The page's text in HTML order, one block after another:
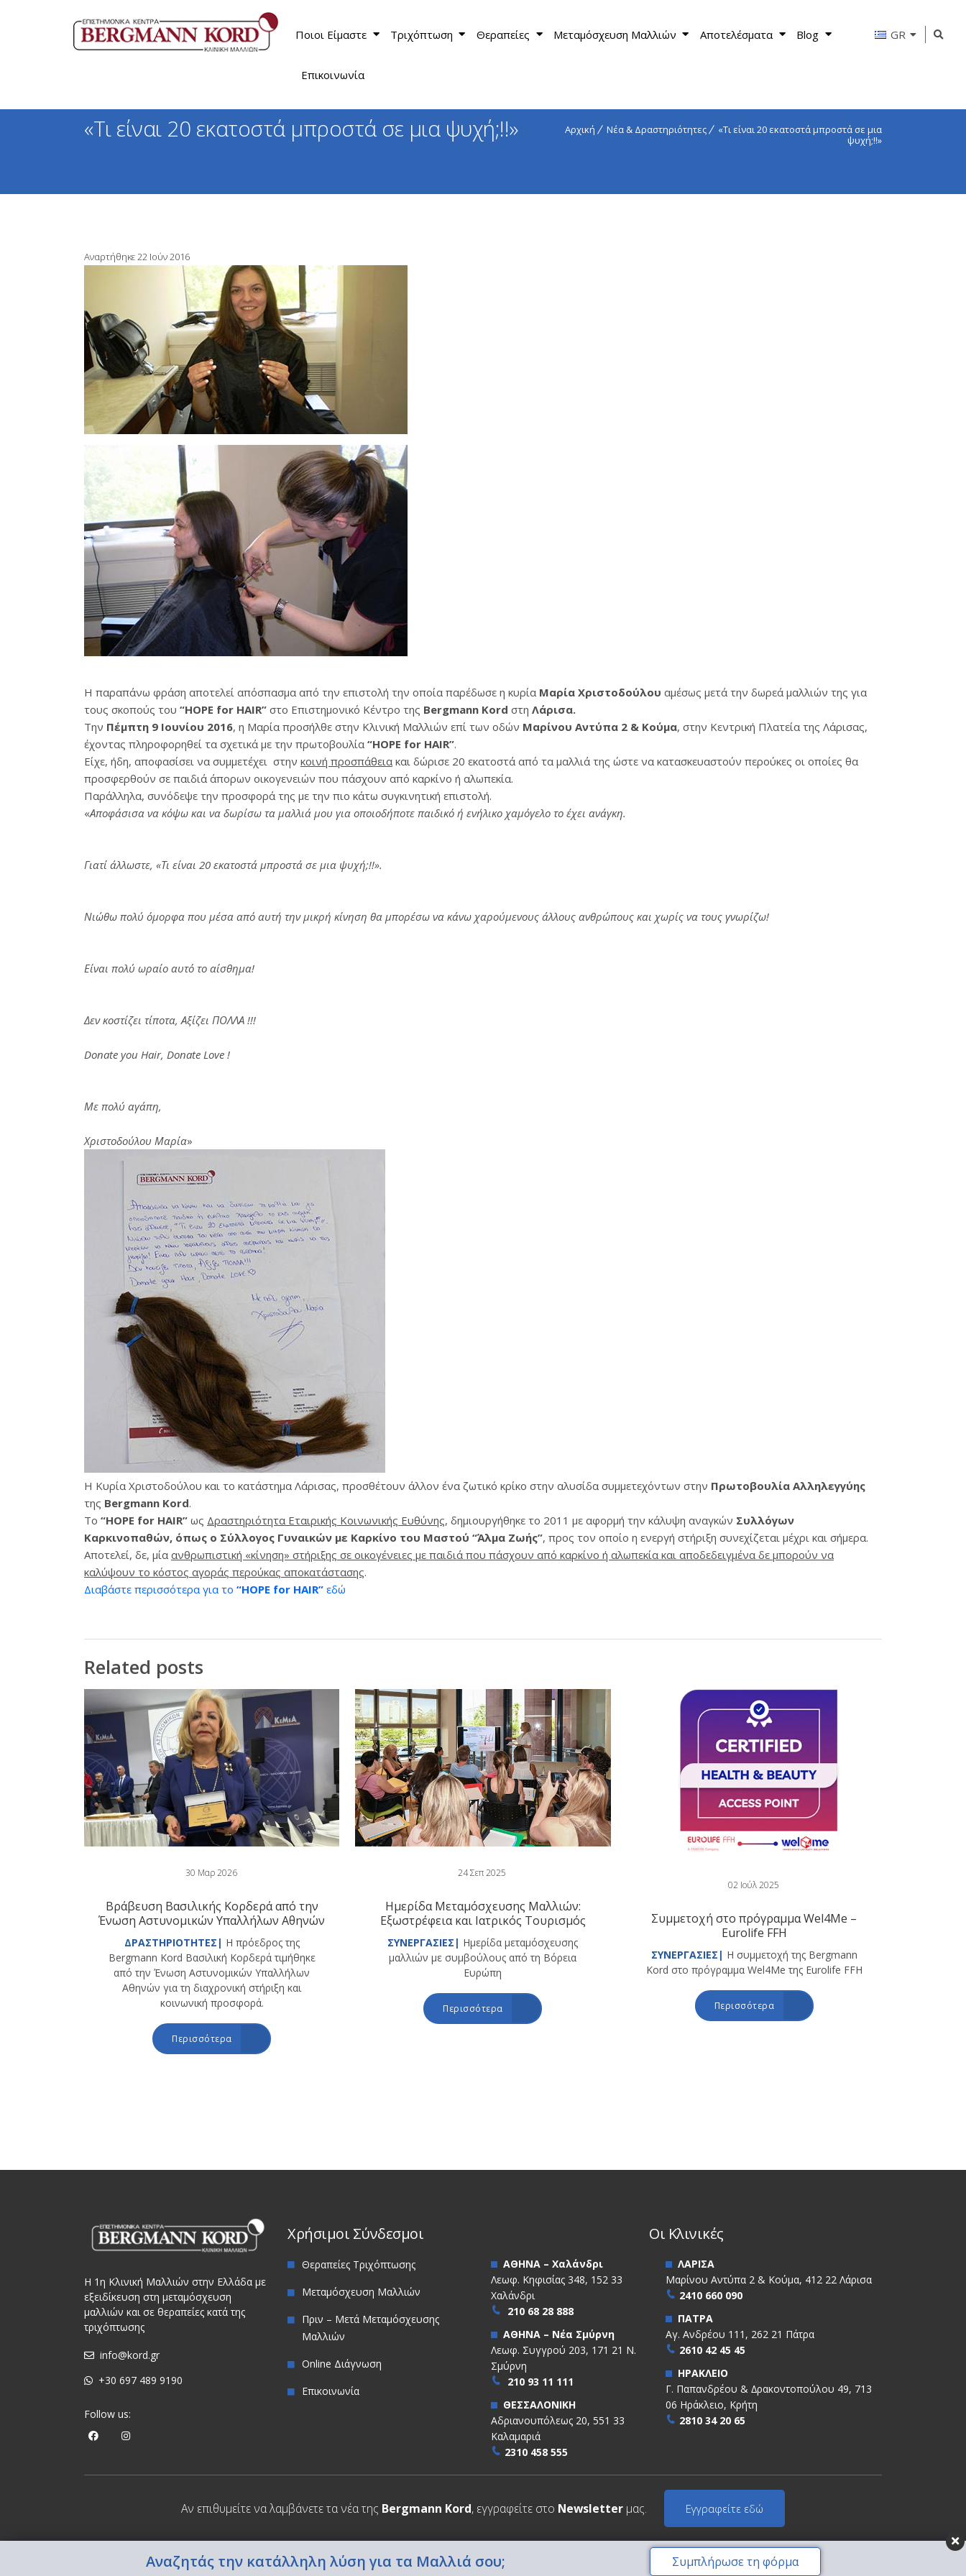
Ποιοι Είμαστε Τριχόπτωση Θεραπείες Μεταμόσχευση Μαλλιών Αποτελέσματα Blog
Επικοινωνία
GR
Αρχική Νέα & Δραστηριότητες
«Τι είναι 20 εκατοστά μπροστά σε μια
ψυχή;!!»
«Τι είναι 20 εκατοστά μπροστά σε μια ψυχή;!!»
Αναρτήθηκε 22 Ιούν 2016
Η παραπάνω φράση αποτελεί απόσπασμα από την επιστολή την οποία παρέδωσε η κυρία Μαρία Χριστοδούλου αμέσως μετά την δωρεά μαλλιών της για
τους σκοπούς του “HOPE for HAIR” στο Επιστημονικό Κέντρο της Bergmann Kord στη Λάρισα.
Την Πέμπτη 9 Ιουνίου 2016, η Μαρία προσήλθε στην Κλινική Μαλλιών επί των οδών Μαρίνου Αντύπα 2 & Κούμα, στην Κεντρική Πλατεία της Λάρισας,
έχοντας πληροφορηθεί τα σχετικά με την πρωτοβουλία “HOPE for HAIR”.
Είχε, ήδη, αποφασίσει να συμμετέχει στην κοινή προσπάθεια και δώρισε 20 εκατοστά από τα μαλλιά της ώστε να κατασκευαστούν περούκες οι οποίες θα
προσφερθούν σε παιδιά άπορων οικογενειών που πάσχουν από καρκίνο ή αλωπεκία.
Παράλληλα, συνόδεψε την προσφορά της με την πιο κάτω συγκινητική επιστολή.
«Αποφάσισα να κόψω και να δωρίσω τα μαλλιά μου για οποιοδήποτε παιδικό ή ενήλικο χαμόγελο το έχει ανάγκη.
Γιατί άλλωστε, «Τι είναι 20 εκατοστά μπροστά σε μια ψυχή;!!».
Νιώθω πολύ όμορφα που μέσα από αυτή την μικρή κίνηση θα μπορέσω να κάνω χαρούμενους άλλους ανθρώπους και χωρίς να τους γνωρίζω!
Είναι πολύ ωραίο αυτό το αίσθημα!
Δεν κοστίζει τίποτα, Αξίζει ΠΟΛΛΑ !!!
Donate you Hair, Donate Love !
Με πολύ αγάπη,
Χριστοδούλου Μαρία»
Η Κυρία Χριστοδούλου και το κατάστημα Λάρισας, προσθέτουν άλλον ένα ζωτικό κρίκο στην αλυσίδα συμμετεχόντων στην Πρωτοβουλία Αλληλεγγύης
της Bergmann Kord.
To “HOPE for HAIR” ως Δραστηριότητα Εταιρικής Κοινωνικής Ευθύνης, δημιουργήθηκε το 2011 με αφορμή την κάλυψη αναγκών Συλλόγων
Καρκινοπαθών, όπως ο Σύλλογος Γυναικών με Καρκίνο του Μαστού “Άλμα Ζωής”, προς τον οποίο η ενεργή στήριξη συνεχίζεται μέχρι και σήμερα.
Αποτελεί, δε, μία ανθρωπιστική «κίνηση» στήριξης σε οικογένειες με παιδιά που πάσχουν από καρκίνο ή αλωπεκία και αποδεδειγμένα δε μπορούν να
καλύψουν το κόστος αγοράς περούκας αποκατάστασης.
Διαβάστε περισσότερα για το “HOPE for HAIR” εδώ
Related posts
30 Μαρ 2026
Βράβευση Βασιλικής Κορδερά από την
Ένωση Αστυνομικών Υπαλλήλων Αθηνών
ΔΡΑΣΤΗΡΙΟΤΗΤΕΣ| Η πρόεδρος της
Bergmann Kord Βασιλική Κορδερά τιμήθηκε
από την Ένωση Αστυνομικών Υπαλλήλων
Αθηνών για τη διαχρονική στήριξη και
κοινωνική προσφορά.
Περισσότερα
24 Σεπ 2025
Ημερίδα Μεταμόσχευσης Μαλλιών:
Εξωστρέφεια και Ιατρικός Τουρισμός
ΣΥΝΕΡΓΑΣΙΕΣ| Ημερίδα μεταμόσχευσης
μαλλιών με συμβούλους από τη Βόρεια
Ευρώπη
Περισσότερα
02 Ιούλ 2025
Συμμετοχή στο πρόγραμμα Wel4Me –
Eurolife FFH
ΣΥΝΕΡΓΑΣΙΕΣ| Η συμμετοχή της Bergmann
Kord στο πρόγραμμα Wel4Me της Eurolife FFH
Περισσότερα
Η 1η Κλινική Μαλλιών στην Ελλάδα με
εξειδίκευση στη μεταμόσχευση
μαλλιών και σε θεραπείες κατά της
τριχόπτωσης
info@kord.gr
+30 697 489 9190
Follow us:
Χρήσιμοι Σύνδεσμοι
Θεραπείες Τριχόπτωσης
Μεταμόσχευση Μαλλιών
Πριν – Μετά Μεταμόσχευσης
Μαλλιών
Online Διάγνωση
Επικοινωνία
Οι Κλινικές
ΑΘΗΝΑ – Χαλάνδρι
Λεωφ. Κηφισίας 348, 152 33
Χαλάνδρι
210 68 28 888
ΑΘΗΝΑ – Νέα Σμύρνη
Λεωφ. Συγγρού 203, 171 21 Ν.
Σμύρνη
210 93 11 111
ΘΕΣΣΑΛΟΝΙΚΗ
Αδριανουπόλεως 20, 551 33
Καλαμαριά
2310 458 555
ΛΑΡΙΣΑ
Μαρίνου Αντύπα 2 & Κούμα, 412 22 Λάρισα
2410 660 090
ΠΑΤΡΑ
Αγ. Ανδρέου 111, 262 21 Πάτρα
2610 42 45 45
ΗΡΑΚΛΕΙΟ
Γ. Παπανδρέου & ∆ρακοντοπούλου 49, 713
06 Ηράκλειο, Κρήτη
2810 34 20 65
Αν επιθυμείτε να λαμβάνετε τα νέα της Bergmann Kord, εγγραφείτε στο Newsletter μας. Εγγραφείτε εδώ
Copyright © 2022 BERGMANN KORD. All Rights Reserved Όροι χρήσης Πολιτική απορρήτου
Αναζητάς την κατάλληλη λύση για τα Μαλλιά σου; Συμπλήρωσε τη φόρμα